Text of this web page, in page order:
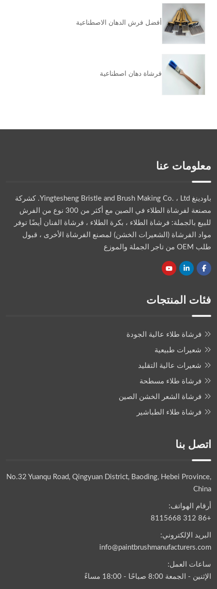
أفضل فرش الدهان الاصطناعية
فرشاة دهان اصطناعية
معلومات عنا
باودينغ Yingtesheng Bristle and Brush Making Co. ، Ltd.
كشركة
مصنعة لفرشاة الطلاء في الصين مع أكثر من 300 نوع من الفرش
للبيع بالجملة: فرشاة الطلاء ، بكرة الطلاء ، فرشاة الفنان أيضًا توفر
مواد الفرشاة (الشعيرات الخشن) لمصنع الفرشاة الأخرى ، قبول
طلب OEM من تاجر الجملة والموزع
فئات المنتجات
فرشاة طلاء عالية الجودة
شعيرات طبيعية
شعيرات عالية التقليد
فرشاة طلاء مسطحة
فرشاة الشعر الخشن الصين
فرشاة طلاء الطباشير
اتصل بنا
No.32 Yuanqu Road, Qingyuan District, Baoding, Hebei Province,
China
أرقام الهواتف:
+86 312 8115668
البريد الإلكتروني:
info@paintbrushmanufacturers.com
ساعات العمل:
الإثنين - الجمعة 8:00 صباحًا - 18:00 مساءً